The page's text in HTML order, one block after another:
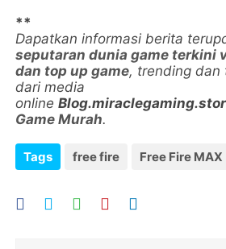
**
Dapatkan informasi berita
seputaran dunia game terkini
dan top up game, trending dan
dari media
online
Game Murah.
Tags free fire Free Fire MAX